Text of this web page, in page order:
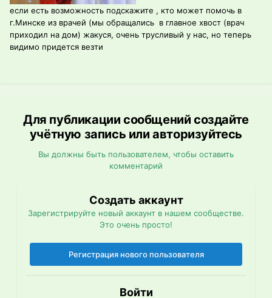
если есть возможность подскажите , кто может помочь в
г.Минске из врачей (мы обращались в главное хвост (врач
приходил на дом) жакуся, очень трусливый у нас, но теперь
видимо придется везти
Для публикации сообщений создайте
учётную запись или авторизуйтесь
Вы должны быть пользователем, чтобы оставить
комментарий
Создать аккаунт
Зарегистрируйте новый аккаунт в нашем сообществе.
Это очень просто!
Регистрация нового пользователя
Войти